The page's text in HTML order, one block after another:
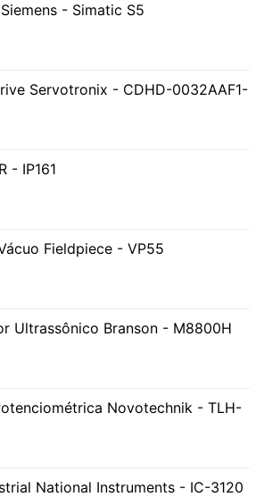
- Simatic S5
Servotronix - CDHD-0032AAF1-
- IP161
Fieldpiece - VP55
Ultrassônico Branson - M8800H
Novotechnik - TLH-
National Instruments - IC-3120